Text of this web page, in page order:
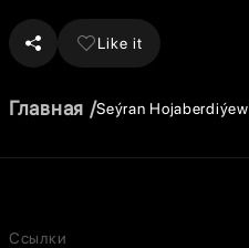
Like it
Главная Seýran Hojaberdiýew
Ссылки